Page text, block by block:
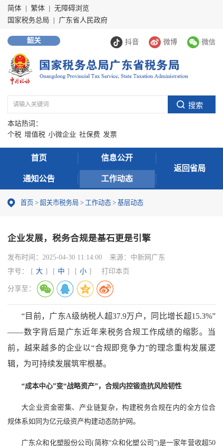
简体 繁体
无障碍浏览
国家税务总局
广东省人民政府
抖音 微博 微信
韶关
本站热词：
个税 增值税 小微企业 社保费 发票
首页 信息公开
通知公告 工作动态
返回省局
首页 > 韶关市税务局 > 工作动态 > 基层动态
企业发展，税务合规是基石更是引擎
发布时间： 2025-04-30 11:14:00 来源： 中新网广东
字号：
[ 大 ] [ 中 ] [ 小 ] 打印本页
分享至：
“目前，广东A级纳税人超37.9万户，同比增长超15.3%”
——数字背后是广东近年来税务合规工作成绩的缩影。当
前，越来越多的企业以“合规即竞争力”的理念重构发展逻
辑，为可持续发展筑牢根基。
“成本中心”变“战略资产”，合规内控锻造抗风险韧性
大企业资金密集、产业链复杂，构建税务合规在内的全方位合
规体系如同为亿元级资产构建动态防护网。
广东众和化塑股份公司(简称“众和化塑公司”)是一家年营收超50